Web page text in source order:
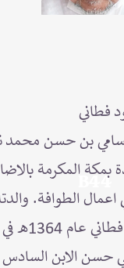
B44
فطاني
بن حسن محمد
بمكة المكرمة
اعمال الطوافة.
حسن الابن